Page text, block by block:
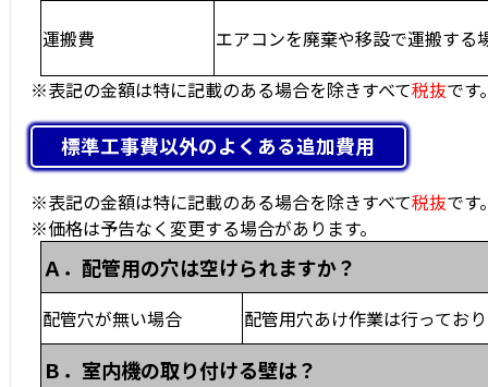
運搬費 エアコンを廃棄や移設で運搬する
※表記の金額は特に記載のある場合を除きすべて税抜です
標準工事費以外のよくある追加費用
※表記の金額は特に記載のある場合を除きすべて税抜です
※価格は予告なく変更する場合があります。
Ａ．配管用の穴は空けられますか？
配管穴が無い場合 配管用穴あけ作業は行ってお
Ｂ．室内機の取り付ける壁は？